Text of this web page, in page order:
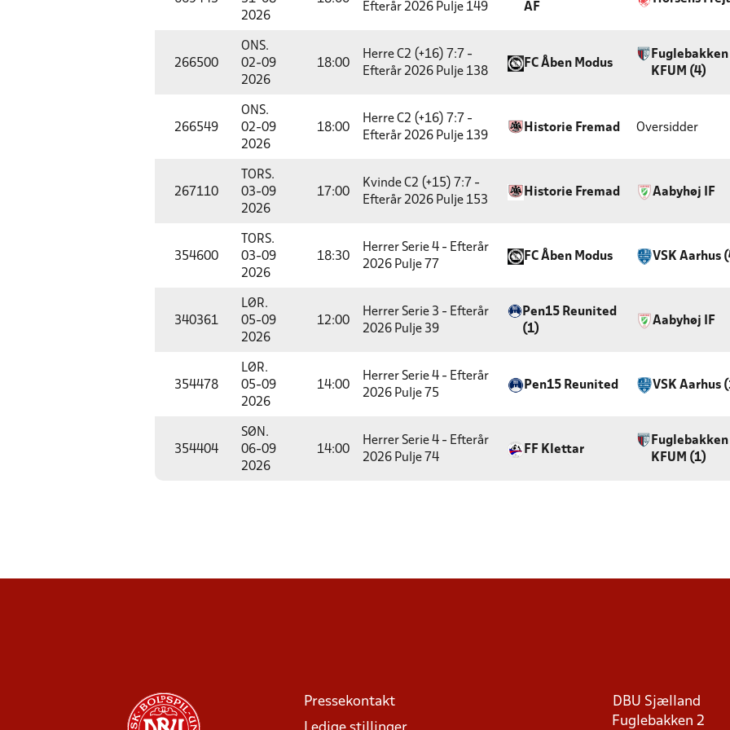
2026
Efterår 2026 Pulje 149 AF
266500
ONS.
02-09
2026
18:00
Herre C2 (+16) 7:7 -
Efterår 2026 Pulje 138
FC Åben Modus
Fuglebakken
KFUM (4)
266549
ONS.
02-09
2026
18:00
Herre C2 (+16) 7:7 -
Efterår 2026 Pulje 139
Historie Fremad Oversidder
267110
TORS.
03-09
2026
17:00
Kvinde C2 (+15) 7:7 -
Efterår 2026 Pulje 153
Historie Fremad Aabyhøj IF
354600
TORS.
03-09
2026
18:30
Herrer Serie 4 - Efterår
2026 Pulje 77
FC Åben Modus VSK Aarhus
340361
LØR.
05-09
2026
12:00
Herrer Serie 3 - Efterår
2026 Pulje 39
Pen15 Reunited
(1)
Aabyhøj IF
354478
LØR.
05-09
2026
14:00
Herrer Serie 4 - Efterår
2026 Pulje 75
Pen15 Reunited VSK Aarhus
354404
SØN.
06-09
2026
14:00
Herrer Serie 4 - Efterår
2026 Pulje 74
FF Klettar
Fuglebakken
KFUM (1)
Pressekontakt
DBU Sjælland
Fuglebakken 2